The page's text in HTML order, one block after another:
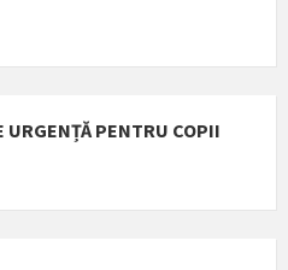
URGENȚĂ PENTRU COPII